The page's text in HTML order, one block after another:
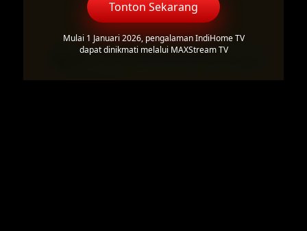
Tonton Sekarang
Mulai 1 Januari 2026, pengalaman IndiHome TV
dapat dinikmati melalui MAXStream TV